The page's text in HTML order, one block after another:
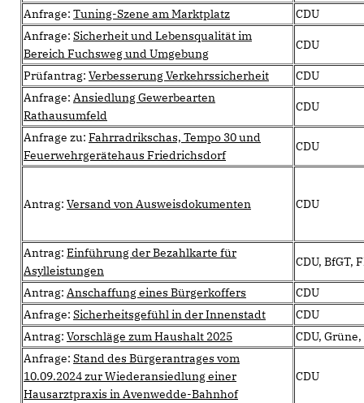
Anfrage: Tuning-Szene am Marktplatz
CDU
Anfrage: Sicherheit und Lebensqualität im
Bereich Fuchsweg und Umgebung
CDU
Prüfantrag: Verbesserung Verkehrssicherheit
CDU
Anfrage: Ansiedlung Gewerbearten
Rathausumfeld
CDU
Anfrage zu: Fahrradrikschas, Tempo 30 und
Feuerwehrgerätehaus Friedrichsdorf
CDU
Antrag: Versand von Ausweisdokumenten CDU
Antrag: Einführung der Bezahlkarte für
Asylleistungen
CDU, BfGT,
Antrag: Anschaffung eines Bürgerkoffers
CDU
Anfrage: Sicherheitsgefühl in der Innenstadt
CDU
Antrag: Vorschläge zum Haushalt 2025
CDU, Grüne,
Anfrage: Stand des Bürgerantrages vom
10.09.2024 zur Wiederansiedlung einer
Hausarztpraxis in Avenwedde-Bahnhof
CDU